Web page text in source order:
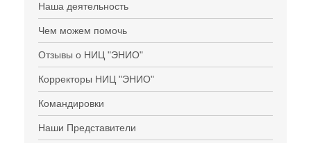
Наша деятельность
Чем можем помочь
Отзывы о НИЦ "ЭНИО"
Корректоры НИЦ "ЭНИО"
Командировки
Наши Представители